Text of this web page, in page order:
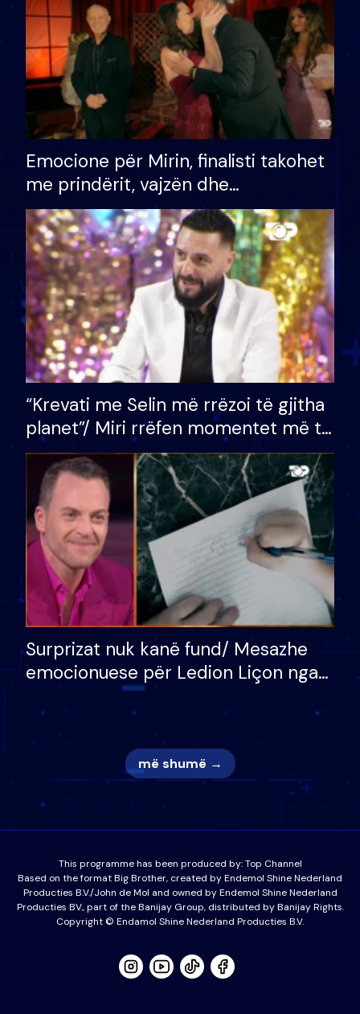
Emocione për Mirin, finalisti takohet
me prindërit, vajzën dhe
bashkëshorten: S’kemi ndonjë letër
divorci apo jo?
“Krevati me Selin më rrëzoi të gjitha
planet”/ Miri rrëfen momentet më të
bukura në shtëpinë e BB VIP: Do më
mungojë zilja e mëngjesit kur…
Surprizat nuk kanë fund/ Mesazhe
emocionuese për Ledion Liçon nga
nëna dhe fëmijët e tij, moderatori
nuk i mban dot lotët: Nuk meritoj…
më shumë →
This programme has been produced by:Top Channel
Based on the format Big Brother, created by Endemol Shine Nederland
Producties B.V./John de Mol and owned by Endemol Shine Nederland
Producties BV., part of the Banijay Group, distributed by Banijay Rights.
Copyright © Endamol Shine Nederland Producties B.V.